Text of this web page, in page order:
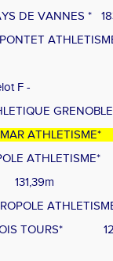
DE VANNES *
F -
ATHLETISME*
ATHLETISME*
131,39m
TOURS*